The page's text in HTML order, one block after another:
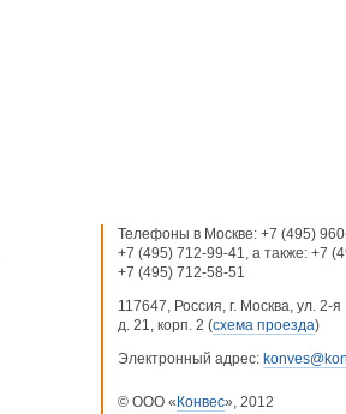
Телефоны в Москве: +7 (495)
+7 (495) 712-99-41, а также: +7
+7 (495) 712-58-51
117647, Россия, г. Москва, ул. 2-
д. 21, корп. 2 (схема проезда)
Электронный адрес:
© ООО « Конвес», 2012